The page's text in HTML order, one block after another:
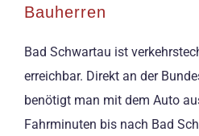
Bauherren
Bad Schwartau ist
erreichbar. Direkt an der
benötigt man mit dem Auto
Fahrminuten bis nach Bad